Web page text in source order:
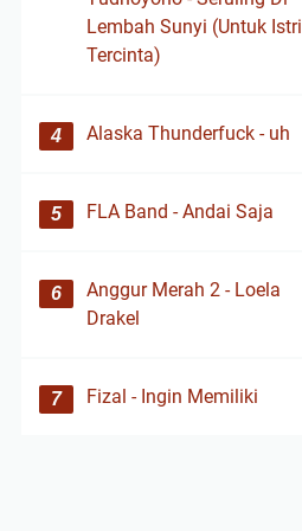
Lembah Sunyi (Untuk Istri
Tercinta)
Alaska Thunderfuck - uh
FLA Band - Andai Saja
Anggur Merah 2 - Loela
Drakel
Fizal - Ingin Memiliki